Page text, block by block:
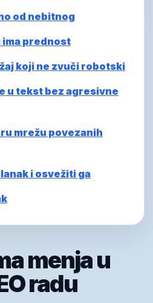
od nebitnog
ima prednost
koji ne zvuči robotski
u tekst bez agresivne
mrežu povezanih
i osvežiti ga
menja u
radu